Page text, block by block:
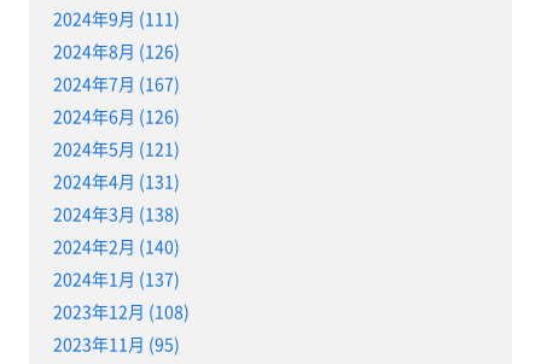
2024年9月 (111)
2024年8月 (126)
2024年7月 (167)
2024年6月 (126)
2024年5月 (121)
2024年4月 (131)
2024年3月 (138)
2024年2月 (140)
2024年1月 (137)
2023年12月 (108)
2023年11月 (95)